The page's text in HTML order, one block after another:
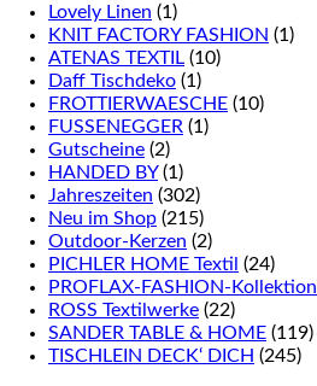
Lovely Linen (1)
KNIT FACTORY FASHION (1)
ATENAS TEXTIL (10)
Daff Tischdeko (1)
FROTTIERWAESCHE (10)
FUSSENEGGER (1)
Gutscheine (2)
HANDED BY (1)
Jahreszeiten (302)
Neu im Shop (215)
Outdoor-Kerzen (2)
PICHLER HOME Textil (24)
PROFLAX-FASHION-Kollektion
ROSS Textilwerke (22)
SANDER TABLE & HOME (119)
TISCHLEIN DECK‘ DICH (245)